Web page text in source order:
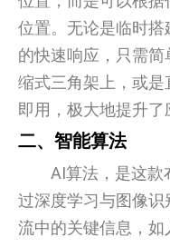
位置。无论是临时
的快速响应，只需
缩式三角架上，或
即用，极大地提升了
二、智能算法
AI算法，是这款
过深度学习与图像
流中的关键信息，